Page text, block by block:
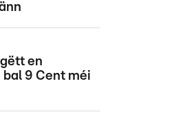
en
bal 9 Cent méi